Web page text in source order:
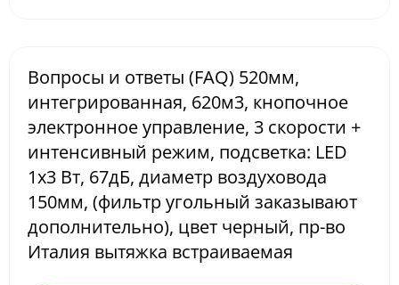
Вопросы и ответы (FAQ) 520мм,
интегрированная, 620м3, кнопочное
электронное управление, 3 скорости +
интенсивный режим, подсветка: LED
1х3 Вт, 67дБ, диаметр воздуховода
150мм, (фильтр угольный заказывают
дополнительно), цвет черный, пр-во
Италия вытяжка встраиваемая